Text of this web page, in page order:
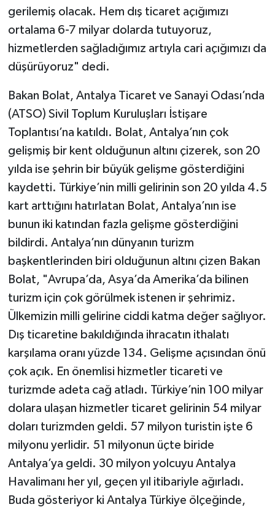
gerilemiş olacak. Hem dış ticaret açığımızı
ortalama 6-7 milyar dolarda tutuyoruz,
hizmetlerden sağladığımız artıyla cari açığımızı da
düşürüyoruz" dedi.
Bakan Bolat, Antalya Ticaret ve Sanayi Odası’nda
(ATSO) Sivil Toplum Kuruluşları İstişare
Toplantısı’na katıldı. Bolat, Antalya’nın çok
gelişmiş bir kent olduğunun altını çizerek, son 20
yılda ise şehrin bir büyük gelişme gösterdiğini
kaydetti. Türkiye’nin milli gelirinin son 20 yılda 4.5
kart arttığını hatırlatan Bolat, Antalya’nın ise
bunun iki katından fazla gelişme gösterdiğini
bildirdi. Antalya’nın dünyanın turizm
başkentlerinden biri olduğunun altını çizen Bakan
Bolat, "Avrupa’da, Asya’da Amerika’da bilinen
turizm için çok görülmek istenen ir şehrimiz.
Ülkemizin milli gelirine ciddi katma değer sağlıyor.
Dış ticaretine bakıldığında ihracatın ithalatı
karşılama oranı yüzde 134. Gelişme açısından önü
çok açık. En önemlisi hizmetler ticareti ve
turizmde adeta cağ atladı. Türkiye’nin 100 milyar
dolara ulaşan hizmetler ticaret gelirinin 54 milyar
doları turizmden geldi. 57 milyon turistin işte 6
milyonu yerlidir. 51 milyonun üçte biride
Antalya’ya geldi. 30 milyon yolcuyu Antalya
Havalimanı her yıl, geçen yıl itibariyle ağırladı.
Buda gösteriyor ki Antalya Türkiye ölçeğinde,